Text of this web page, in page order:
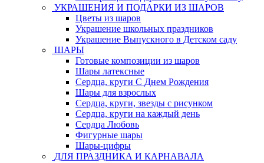
УКРАШЕНИЯ И ПОДАРКИ ИЗ ШАРОВ
Цветы из шаров
Украшение школьных праздников
Украшение Выпускного в Детском саду
ШАРЫ
Готовые композиции из шаров
Шары латексные
Сердца, круги С Днем Рождения
Шары для взрослых
Сердца, круги, звезды с рисунком
Сердца, круги на каждый день
Сердца Любовь
Фигурные шары
Шары-цифры
ДЛЯ ПРАЗДНИКА И КАРНАВАЛА